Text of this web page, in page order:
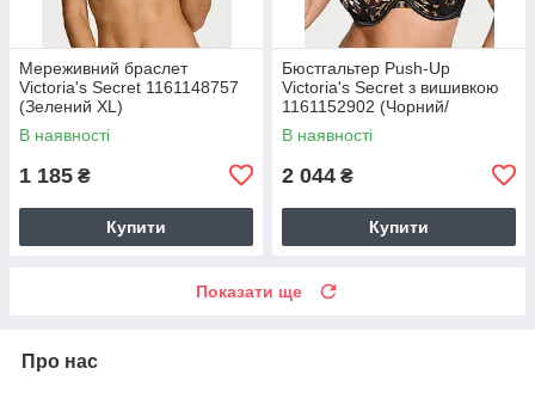
Мереживний браслет
Victoria's Secret 1161148757
(Зелений XL)
В наявності
1 185 ₴
Купити
Бюстгальтер Push-Up
Victoria's Secret з вишивкою
1161152902 (Чорний/
Леопардовий 34A)
В наявності
2 044 ₴
Купити
Показати ще
Про нас